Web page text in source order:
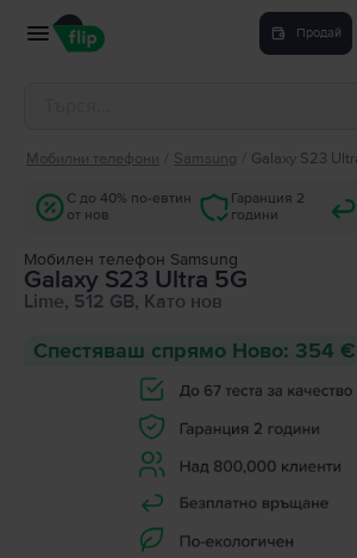
Продай
Мобилни телефони Samsung Galaxy S23
С до 40% по-евтин
от нов
Гаранция 2
години
Мобилен телефон Samsung
Galaxy S23 Ultra 5G
Lime, 512 GB, Като нов
Спестяваш спрямо Ново: 354 €